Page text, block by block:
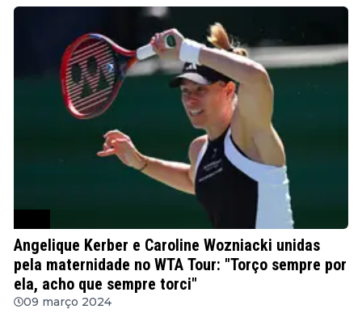
Angelique Kerber e Caroline Wozniacki unidas
pela maternidade no WTA Tour: "Torço sempre por
ela, acho que sempre torci"
09 março 2024